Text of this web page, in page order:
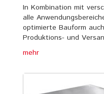
In Kombination mit
alle
optimierte Bauform
Produktions- und
mehr